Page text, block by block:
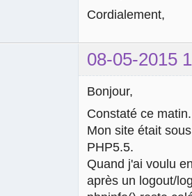
Cordialement,
08-05-2015
Bonjour,
Constaté ce matin.
Mon site était
PHP5.5.
Quand j'ai voulu
après un logout/